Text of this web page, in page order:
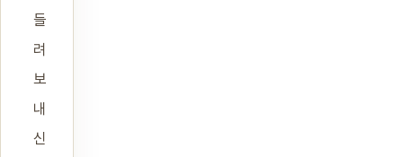
들
려
보
내
신